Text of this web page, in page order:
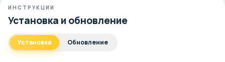
ИНСТРУКЦИИ
Установка и обновление
Установка Обновление